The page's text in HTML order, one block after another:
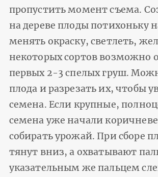
пропустить момент съема.
на дереве плоды потихоньку
менять окраску, светлеть,
некоторых сортов возможно
первых 2-3 спелых груш.
плода и разрезать их, чтобы
семена. Если крупные,
семена уже начали
собирать урожай. При сборе
тянут вниз, а охватывают
указательным же пальцем